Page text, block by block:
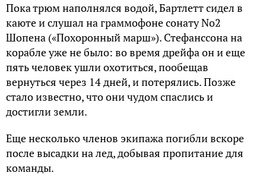
Пока трюм наполнялся водой, Бартлетт сидел в
каюте и слушал на граммофоне сонату No2
Шопена («Похоронный марш»). Стефанссона на
корабле уже не было: во время дрейфа он и еще
пять человек ушли охотиться, пообещав
вернуться через 14 дней, и потерялись. Позже
стало известно, что они чудом спаслись и
достигли земли.
Еще несколько членов экипажа погибли вскоре
после высадки на лед, добывая пропитание для
команды.